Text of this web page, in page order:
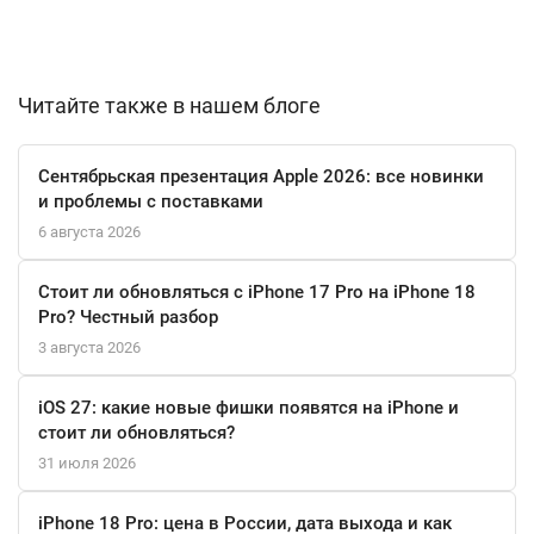
освещения.
Galaxy Flip7 оснащён чипсетом Samsung Exynos 2500,
созданным по новейшему 3-нанометровому техпроцессу. Это
обеспечивает высокую производительность и
энергоэффективность, что особенно важно для игр,
Аккумулятор ёмкостью 4300 мАч обеспечивает длительное
время автономной работы. По сравнению с Z Flip5, время
воспроизведения видео увеличилось на 6.3 часа, а
относительно Z Flip6 — на 2.3 часа. Поддержка сверхбыстрой
зарядки и беспроводной зарядки второго поколения
позволяют быстро восстановить энергию устройства.
Корпус Flip7 защищён алюминиевым сплавом Armor Aluminum
Читайте также в нашем блоге
Сентябрьская презентация Apple 2026: все новинки
и проблемы с поставками
6 августа 2026
Стоит ли обновляться с iPhone 17 Pro на iPhone 18
Pro? Честный разбор
3 августа 2026
iOS 27: какие новые фишки появятся на iPhone и
стоит ли обновляться?
31 июля 2026
iPhone 18 Pro: цена в России, дата выхода и как